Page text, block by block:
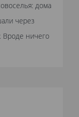
дома
через
Вроде ничего